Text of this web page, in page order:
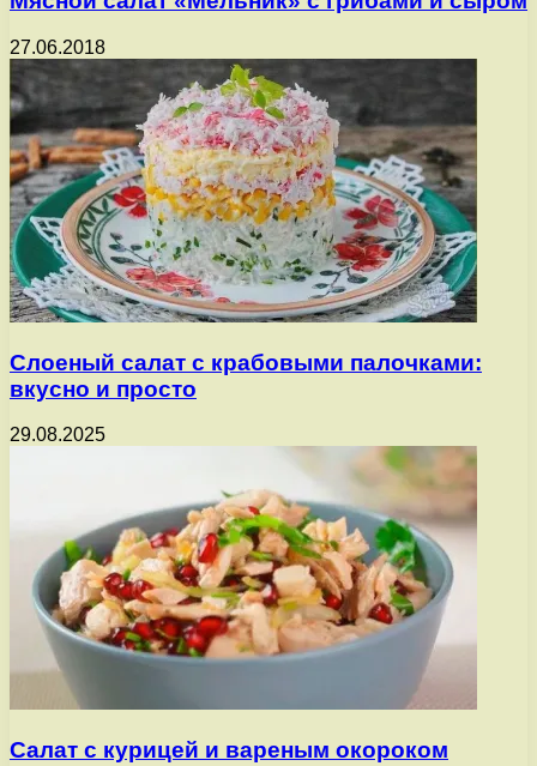
27.06.2018
Слоеный салат с крабовыми палочками:
вкусно и просто
29.08.2025
Салат с курицей и вареным окороком